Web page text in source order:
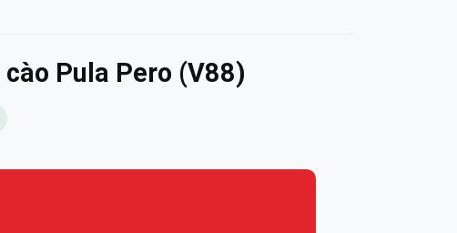
Pula Pero (V88)